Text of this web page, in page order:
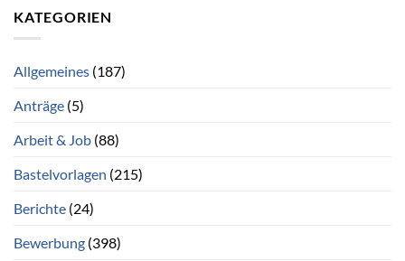
KATEGORIEN
Allgemeines (187)
Anträge (5)
Arbeit & Job (88)
Bastelvorlagen (215)
Berichte (24)
Bewerbung (398)